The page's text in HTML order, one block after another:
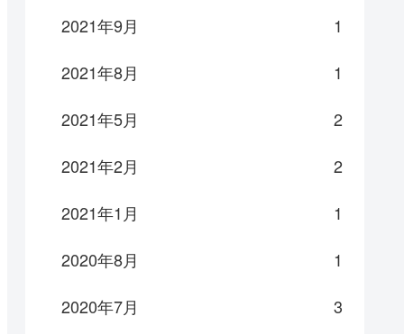
2021年9月
1
2021年8月
1
2021年5月
2
2021年2月
2
2021年1月
1
2020年8月
1
2020年7月
3